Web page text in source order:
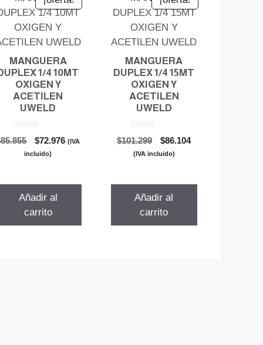
MANGUERA
1/4 10MT
OXIGEN Y
ACETILEN
UWELD
0
d
85.855
El
precio
$72.976El(IVA
incluido)
Añadir al
carrito
MANGUERA
DUPLEX 1/4 15MT
OXIGEN Y
ACETILEN
UWELD
0
d
e
$101.299
El
precio
$86.104El
(IVA incluido)
Añadir al
carrito